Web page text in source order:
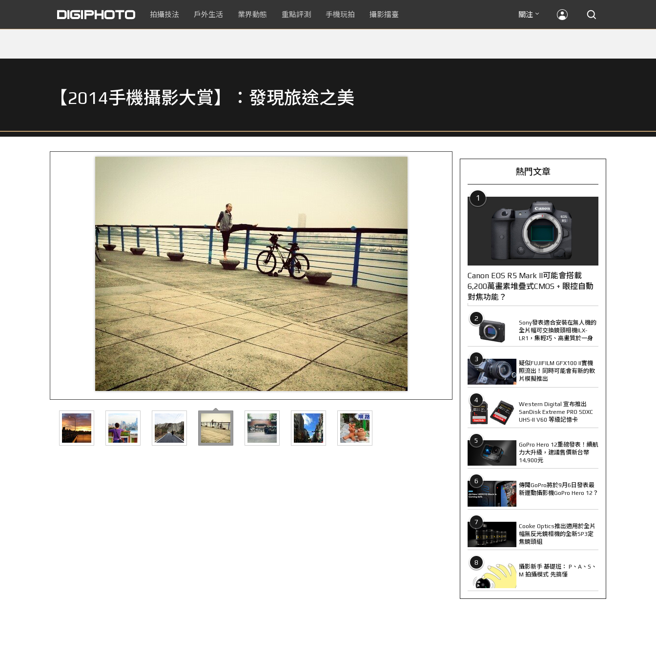
拍攝技法 戶外生活 業界動態 重點評測 手機玩拍 攝影擂臺 關注
【2014手機攝影大賞】：發現旅途之美
熱門文章
1
Canon EOS R5 Mark II可能會搭載
6,200萬畫素堆疊式CMOS + 眼控自動
對焦功能？
2
Sony發表適合安裝在無人機的
全片幅可交換鏡頭相機ILX-
LR1，集輕巧、高畫質於一身
3
疑似FUJIFILM GFX100 II實機
照流出！同時可能會有新的軟
片模擬推出
4
Western Digital 宣布推出
SanDisk Extreme PRO SDXC
UHS-II V60 等級記憶卡
5
GoPro Hero 12重磅發表！續航
力大升級，建議售價新台幣
14,900元
6
傳聞GoPro將於9月6日發表最
新運動攝影機GoPro Hero 12？
7
Cooke Optics推出適用於全片
幅無反光鏡相機的全新SP3定
焦鏡頭組
8
攝影新手 基礎班： P、A、S、
M 拍攝模式 先搞懂